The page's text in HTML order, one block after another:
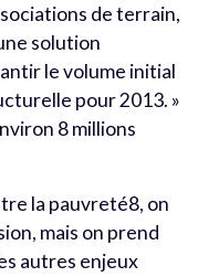
de terrain,
solution
le volume initial
pour 2013. »
8 millions
la pauvreté8, on
mais on prend
autres enjeux